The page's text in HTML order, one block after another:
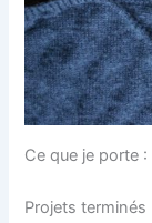
Ce que je porte :
Projets terminés